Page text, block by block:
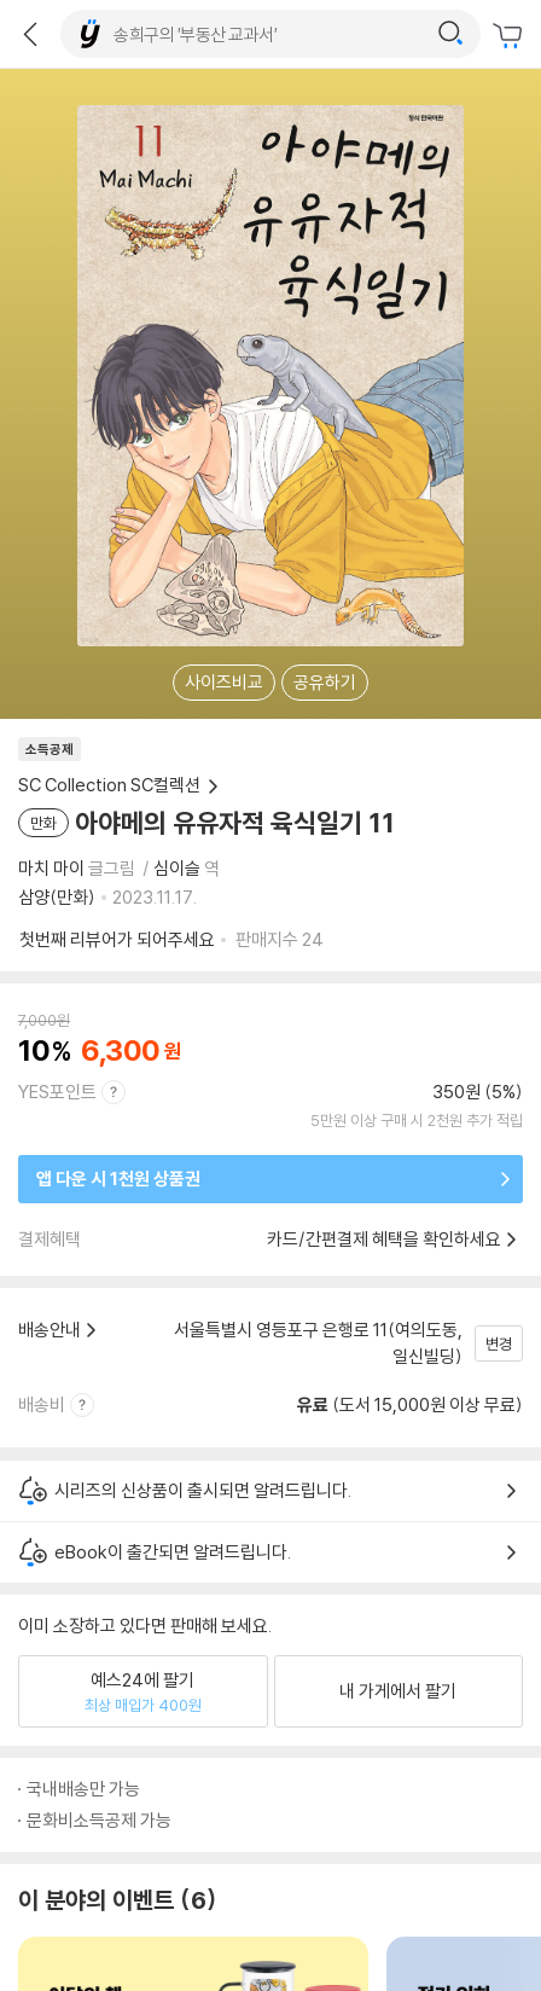
사이즈비교 공유하기
소득공제
SC Collection SC컬렉션
만화 아야메의 유유자적 육식일기 11
마치 마이 글그림 심이슬 역
삼양(만화)
2023.11.17.
첫번째 리뷰어가 되어주세요
판매지수 24
7,000원
10 6,300
YES포인트 350원 (5%)
5만원 이상 구매 시 2천원 추가 적립
앱 다운 시 1천원 상품권
결제혜택 카드/간편결제 혜택을 확인하세요
배송안내
서울특별시 영등포구 은행로 11(여의도동,
일신빌딩)
변경
배송비 유료 (도서 15,000원 이상 무료)
시리즈의 신상품이 출시되면 알려드립니다.
eBook이 출간되면 알려드립니다.
이미 소장하고 있다면 판매해 보세요.
예스24에 팔기
최상 매입가 400원
내 가게에서 팔기
국내배송만 가능
문화비소득공제 가능
이 분야의 이벤트 6